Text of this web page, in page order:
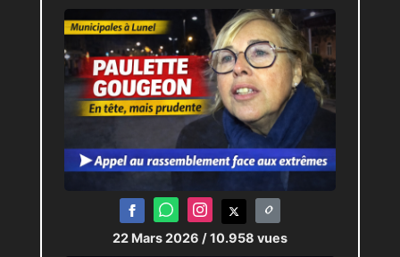
22 Mars 2026 / 10.958 vues